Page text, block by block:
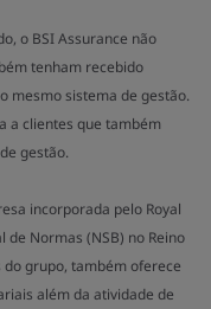
o BSI Assurance não
tenham recebido
mesmo sistema de gestão.
a clientes que também
gestão.
incorporada pelo Royal
Normas (NSB) no Reino
do grupo, também oferece
além da atividade de